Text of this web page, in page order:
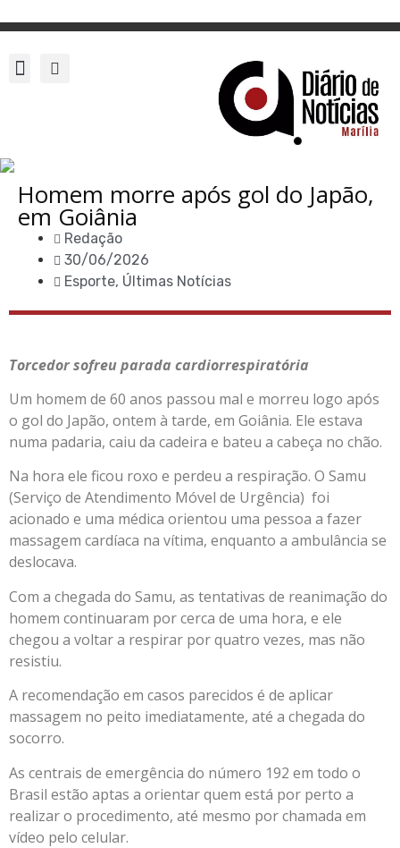
Homem morre após gol do Japão,
em Goiânia
Redação
30/06/2026
Esporte, Últimas Notícias
Torcedor sofreu parada cardiorrespiratória
Um homem de 60 anos passou mal e morreu logo após
o gol do Japão, ontem à tarde, em Goiânia. Ele estava
numa padaria, caiu da cadeira e bateu a cabeça no chão.
Na hora ele ficou roxo e perdeu a respiração. O Samu
(Serviço de Atendimento Móvel de Urgência) foi
acionado e uma médica orientou uma pessoa a fazer
massagem cardíaca na vítima, enquanto a ambulância se
deslocava.
Com a chegada do Samu, as tentativas de reanimação do
homem continuaram por cerca de uma hora, e ele
chegou a voltar a respirar por quatro vezes, mas não
resistiu.
A recomendação em casos parecidos é de aplicar
massagem no peito imediatamente, até a chegada do
socorro.
As centrais de emergência do número 192 em todo o
Brasil estão aptas a orientar quem está por perto a
realizar o procedimento, até mesmo por chamada em
vídeo pelo celular.